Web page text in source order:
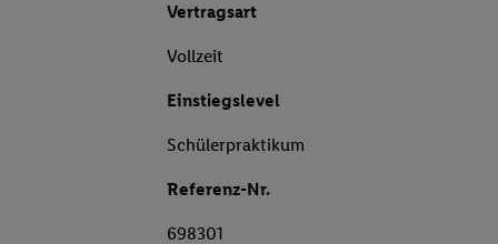
Vertragsart
Vollzeit
Einstiegslevel
Schülerpraktikum
Referenz-Nr.
698301